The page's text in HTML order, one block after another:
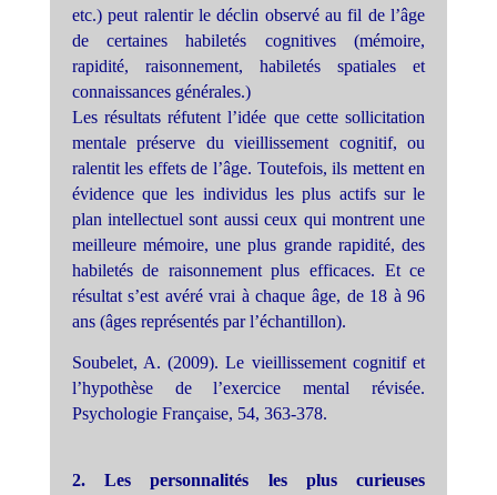
etc.) peut ralentir le déclin observé au fil de l’âge
de certaines habiletés cognitives (mémoire,
rapidité, raisonnement, habiletés spatiales et
connaissances générales.)
Les résultats réfutent l’idée que cette sollicitation
mentale préserve du vieillissement cognitif, ou
ralentit les effets de l’âge. Toutefois, ils mettent en
évidence que les individus les plus actifs sur le
plan intellectuel sont aussi ceux qui montrent une
meilleure mémoire, une plus grande rapidité, des
habiletés de raisonnement plus efficaces. Et ce
résultat s’est avéré vrai à chaque âge, de 18 à 96
ans (âges représentés par l’échantillon).
Soubelet, A. (2009). Le vieillissement cognitif et
l’hypothèse de l’exercice mental révisée.
Psychologie Française, 54, 363-378.
2. Les personnalités les plus curieuses